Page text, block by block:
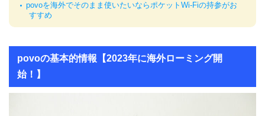
povoを海外でそのまま使いたいならポケットWi-Fiの持参がお
すすめ
povoの基本的情報【2023年に海外ローミング開
始！】